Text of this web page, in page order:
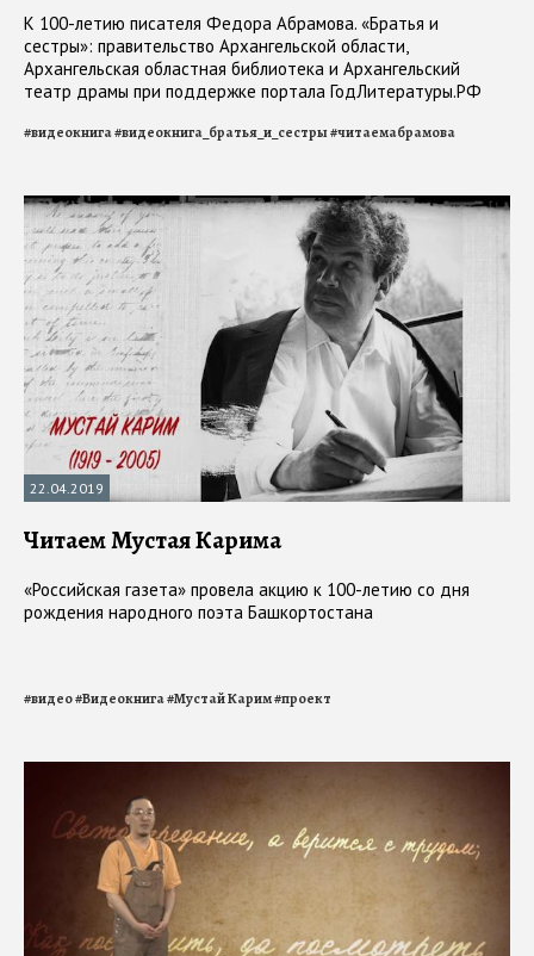
К 100-летию писателя Федора Абрамова. «Братья и
сестры»: правительство Архангельской области,
Архангельская областная библиотека и Архангельский
театр драмы при поддержке портала ГодЛитературы.РФ
#видеокнига#видеокнига_братья_и_сестры#читаемабрамова
22.04.2019
Читаем Мустая Карима
«Российская газета» провела акцию к 100-летию со дня
рождения народного поэта Башкортостана
#видео#Видеокнига#Мустай Карим#проект